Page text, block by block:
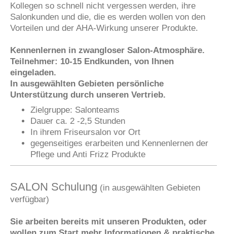
Kollegen so schnell nicht vergessen werden, ihre
Salonkunden und die, die es werden wollen von den
Vorteilen und der AHA-Wirkung unserer Produkte.
Kennenlernen in zwangloser Salon-Atmosphäre.
Teilnehmer: 10-15 Endkunden, von Ihnen
eingeladen.
In ausgewählten Gebieten persönliche
Unterstützung durch unseren Vertrieb.
Zielgruppe: Salonteams
Dauer ca. 2 -2,5 Stunden
In ihrem Friseursalon vor Ort
gegenseitiges erarbeiten und Kennenlernen der
Pflege und Anti Frizz Produkte
SALON Schulung (in ausgewählten Gebieten
verfügbar)
Sie arbeiten bereits mit unseren Produkten, oder